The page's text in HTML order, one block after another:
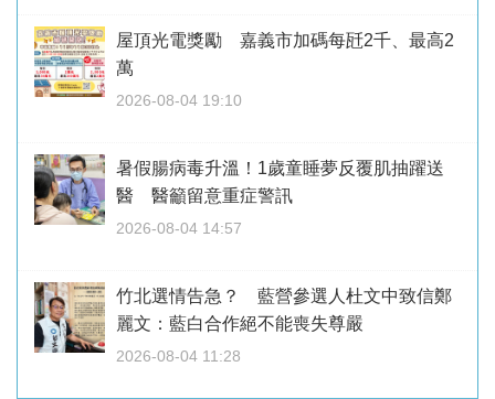
屋頂光電獎勵 嘉義市加碼每瓩2千、最高2
萬
2026-08-04 19:10
暑假腸病毒升溫！1歲童睡夢反覆肌抽躍送
醫 醫籲留意重症警訊
2026-08-04 14:57
竹北選情告急？ 藍營參選人杜文中致信鄭
麗文：藍白合作絕不能喪失尊嚴
2026-08-04 11:28